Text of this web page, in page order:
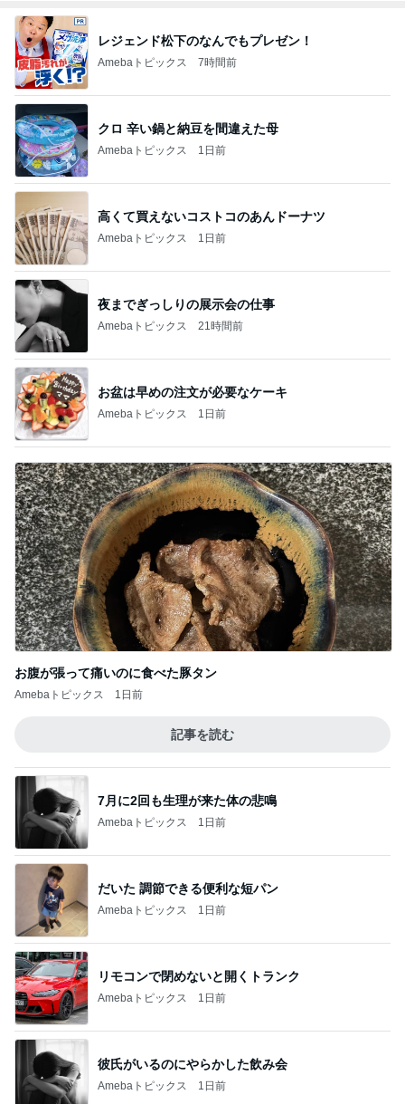
レジェンド松下のなんでもプレゼン！
Amebaトピックス 7時間前
クロ 辛い鍋と納豆を間違えた母
Amebaトピックス 1日前
高くて買えないコストコのあんドーナツ
Amebaトピックス 1日前
夜までぎっしりの展示会の仕事
Amebaトピックス 21時間前
お盆は早めの注文が必要なケーキ
Amebaトピックス 1日前
お腹が張って痛いのに食べた豚タン
Amebaトピックス 1日前
記事を読む
7月に2回も生理が来た体の悲鳴
Amebaトピックス 1日前
だいた 調節できる便利な短パン
Amebaトピックス 1日前
リモコンで閉めないと開くトランク
Amebaトピックス 1日前
彼氏がいるのにやらかした飲み会
Amebaトピックス 1日前